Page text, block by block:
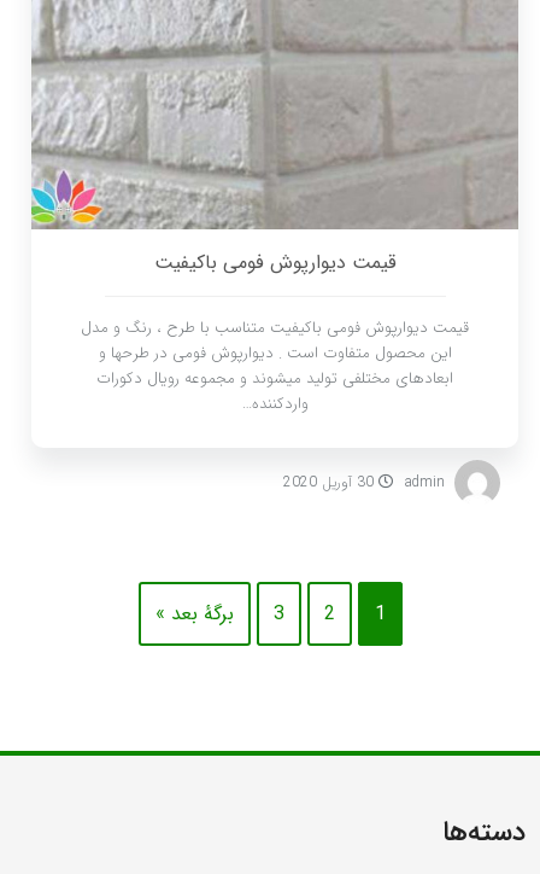
قیمت دیوارپوش فومی باکیفیت
قیمت دیوارپوش فومی باکیفیت متناسب با طرح ، رنگ و مدل
این محصول متفاوت است . دیوارپوش فومی در طرحها و
ابعادهای مختلفی تولید میشوند و مجموعه رویال دکورات
واردکننده…
admin 30 آوریل 2020
1
2
3 برگهٔ بعد »
دسته‌ها